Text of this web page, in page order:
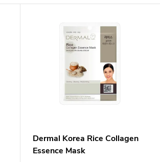
Dermal Korea Rice Collagen
Essence Mask